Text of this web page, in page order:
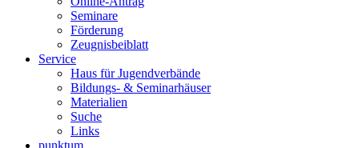
Seminare
Förderung
Zeugnisbeiblatt
Service
Haus für Jugendverbände
Bildungs- & Seminarhäuser
Materialien
Suche
Links
punktum